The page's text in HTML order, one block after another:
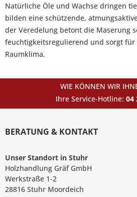
Natürliche Öle und Wachse dringen
bilden eine schützende,
der Veredelung betont die Maserung
feuchtigkeitsregulierend und sorgt für
Raumklima.
WIE KÖNNEN WIR
Ihre Service-Hotline: 04
BERATUNG & KONTAKT
Unser Standort in Stuhr
Holzhandlung Gräf GmbH
Werkstraße 1-2
28816 Stuhr Moordeich